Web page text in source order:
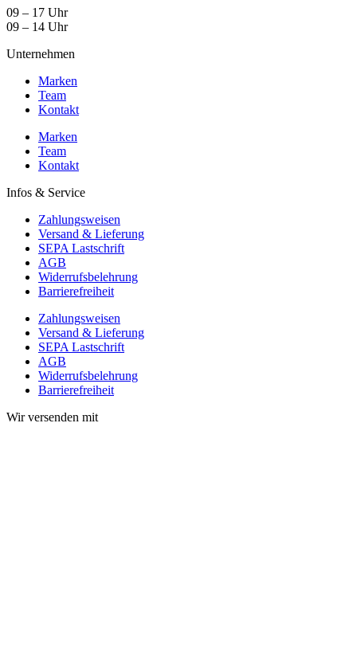
09 – 17 Uhr
09 – 14 Uhr
Unternehmen
Marken
Team
Kontakt
Marken
Team
Kontakt
Infos & Service
Zahlungsweisen
Versand & Lieferung
SEPA Lastschrift
AGB
Widerrufsbelehrung
Barrierefreiheit
Zahlungsweisen
Versand & Lieferung
SEPA Lastschrift
AGB
Widerrufsbelehrung
Barrierefreiheit
Wir versenden mit